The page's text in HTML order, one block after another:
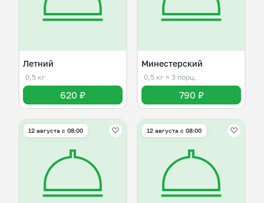
Летний
0,5 кг
620 ₽
Минестерский
0,5 кг ≈ 3 порц.
790 ₽
12 августа с 08:00 12 августа с 08:00